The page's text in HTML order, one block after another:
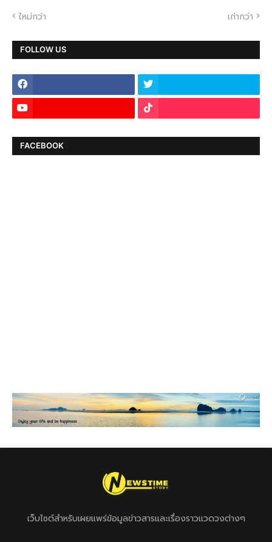
ใหม่กว่า เก่ากว่า
FOLLOW US
FACEBOOK
เว็บไซต์สำหรับเผยแพร่ข้อมูลข่าวสารและเรื่องราวแวดวงต่างๆ